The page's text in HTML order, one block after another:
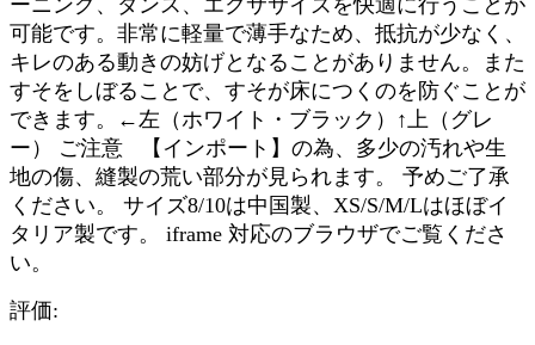
ーニング、ダンス、エクササイズを快適に行うことが
可能です。非常に軽量で薄手なため、抵抗が少なく、
キレのある動きの妨げとなることがありません。また
すそをしぼることで、すそが床につくのを防ぐことが
できます。←左（ホワイト・ブラック）↑上（グレ
ー） ご注意 【インポート】の為、多少の汚れや生
地の傷、縫製の荒い部分が見られます。 予めご了承
ください。 サイズ8/10は中国製、XS/S/M/Lはほぼイ
タリア製です。 iframe 対応のブラウザでご覧くださ
い。
評価: